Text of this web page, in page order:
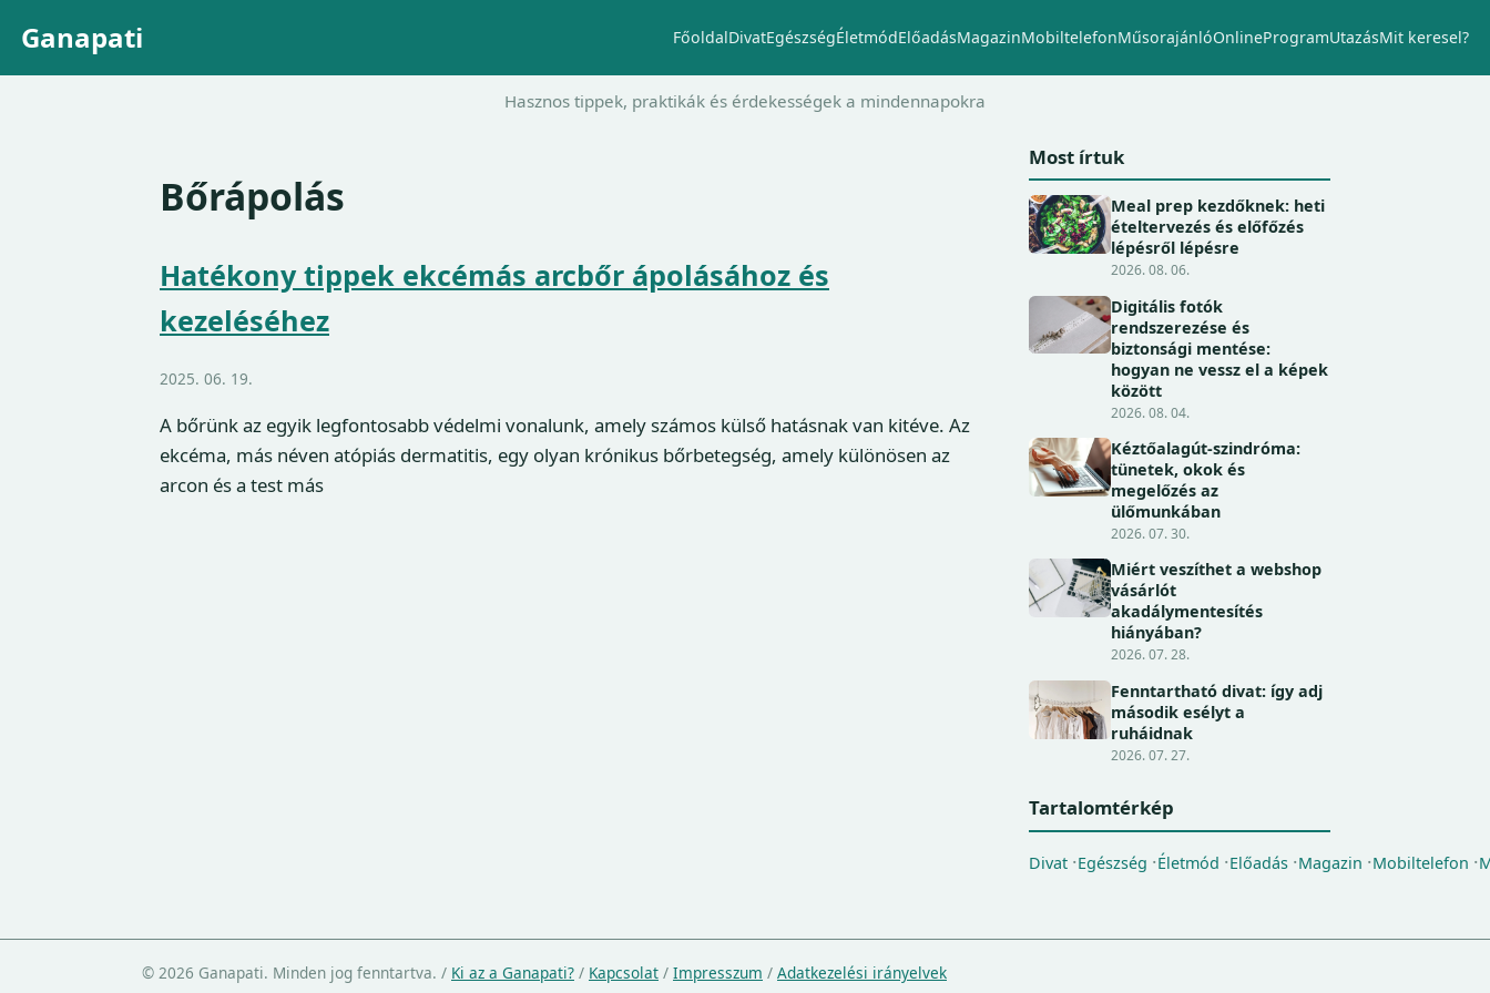
Ganapati FőoldalDivatEgészségÉletmódElőadásMagazinMobiltelefonMűsorajánlóOnlineProgramUtazásMit keresel?
Hasznos tippek, praktikák és érdekességek a mindennapokra
Bőrápolás
Hatékony tippek ekcémás arcbőr ápolásához és
kezeléséhez
2025. 06. 19.
A bőrünk az egyik legfontosabb védelmi vonalunk, amely számos külső hatásnak van kitéve. Az
ekcéma, más néven atópiás dermatitis, egy olyan krónikus bőrbetegség, amely különösen az
arcon és a test más
Most írtuk
Meal prep kezdőknek: heti
ételtervezés és előfőzés
lépésről lépésre
2026. 08. 06.
Digitális fotók
rendszerezése és
biztonsági mentése:
hogyan ne vessz el a képek
között
2026. 08. 04.
Kéztőalagút-szindróma:
tünetek, okok és
megelőzés az
ülőmunkában
2026. 07. 30.
Miért veszíthet a webshop
vásárlót
akadálymentesítés
hiányában?
2026. 07. 28.
Fenntartható divat: így adj
második esélyt a
ruháidnak
2026. 07. 27.
Tartalomtérkép
Divat Egészség Életmód Előadás Magazin Mobiltelefon
© 2026 Ganapati. Minden jog fenntartva. / Ki az a Ganapati? / Kapcsolat / Impresszum / Adatkezelési irányelvek